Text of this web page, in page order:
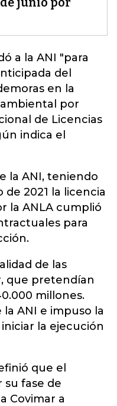
a la ANI "para
del
en la
por
de Licencias
indica el
la ANI, teniendo
2021 la licencia
la ANLA cumplió
para
de las
que pretendían
millones.
ANI e impuso la
la ejecución
que el
fase de
Covimar a